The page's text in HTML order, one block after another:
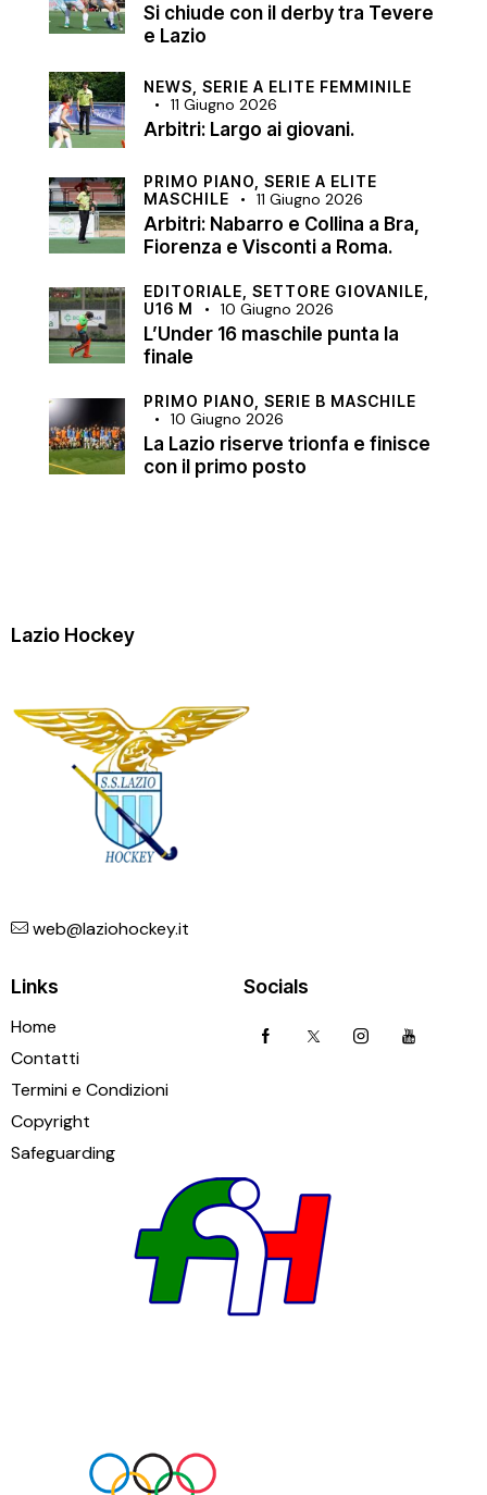
Si chiude con il derby tra Tevere
e Lazio
NEWS, SERIE A ELITE FEMMINILE
11 Giugno 2026
Arbitri: Largo ai giovani.
PRIMO PIANO, SERIE A ELITE
MASCHILE
11 Giugno 2026
Arbitri: Nabarro e Collina a Bra,
Fiorenza e Visconti a Roma.
EDITORIALE, SETTORE GIOVANILE,
U16 M
10 Giugno 2026
L’Under 16 maschile punta la
finale
PRIMO PIANO, SERIE B MASCHILE
10 Giugno 2026
La Lazio riserve trionfa e finisce
con il primo posto
Lazio Hockey
web@laziohockey.it
Links
Home
Contatti
Termini e Condizioni
Copyright
Safeguarding
Socials